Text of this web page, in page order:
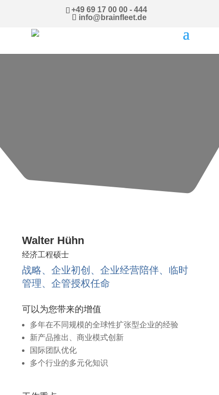
+49 69 17 00 00 - 444
info@brainfleet.de
Walter Hühn
经济工程硕士
战略、企业初创、企业经营陪伴、临时
管理、企管授权任命
可以为您带来的增值
多年在不同规模的全球性扩张型企业的经验
新产品推出、商业模式创新
国际团队优化
多个行业的多元化知识